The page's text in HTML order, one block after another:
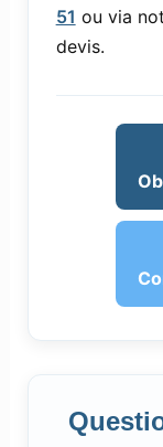
51 ou via
devis.